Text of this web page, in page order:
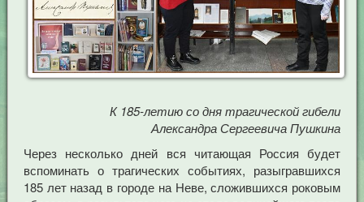
К 185-летию со дня трагической гибели
Александра Сергеевича Пушкина
Через несколько дней вся читающая Россия будет
вспоминать о трагических событиях, разыгравшихся
185 лет назад в городе на Неве, сложившихся роковым